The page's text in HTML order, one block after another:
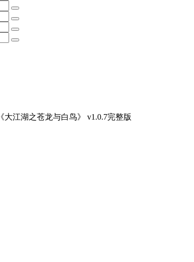
《大江湖之苍龙与白鸟》 v1.0.7完整版